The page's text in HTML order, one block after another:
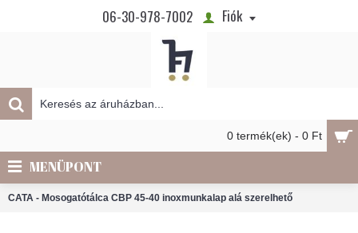
06-30-978-7002 Fiók
0 termék(ek) - 0 Ft
MENÜPONT
CATA - Mosogatótálca CBP 45-40 inoxmunkalap alá szerelhető